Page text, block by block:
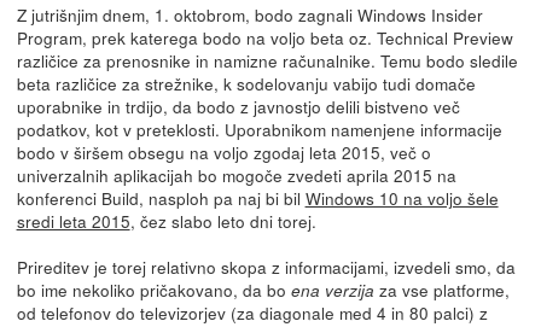
Z jutrišnjim dnem, 1. oktobrom, bodo zagnali Windows Insider
Program, prek katerega bodo na voljo beta oz. Technical Preview
različice za prenosnike in namizne računalnike. Temu bodo sledile
beta različice za strežnike, k sodelovanju vabijo tudi domače
uporabnike in trdijo, da bodo z javnostjo delili bistveno več
podatkov, kot v preteklosti. Uporabnikom namenjene informacije
bodo v širšem obsegu na voljo zgodaj leta 2015, več o
univerzalnih aplikacijah bo mogoče zvedeti aprila 2015 na
konferenci Build, nasploh pa naj bi bil Windows 10 na voljo šele
sredi leta 2015, čez slabo leto dni torej.
Prireditev je torej relativno skopa z informacijami, izvedeli smo, da
bo ime nekoliko pričakovano, da bo ena verzija za vse platforme,
od telefonov do televizorjev (za diagonale med 4 in 80 palci) z